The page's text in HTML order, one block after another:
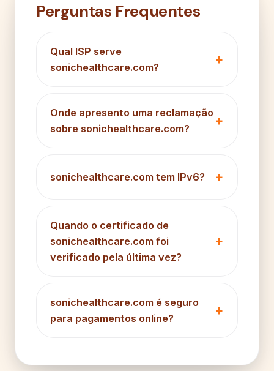
Perguntas Frequentes
Qual ISP serve
sonichealthcare.com?
Onde apresento uma reclamação
sobre sonichealthcare.com?
sonichealthcare.com tem IPv6?
Quando o certificado de
sonichealthcare.com foi
verificado pela última vez?
sonichealthcare.com é seguro
para pagamentos online?